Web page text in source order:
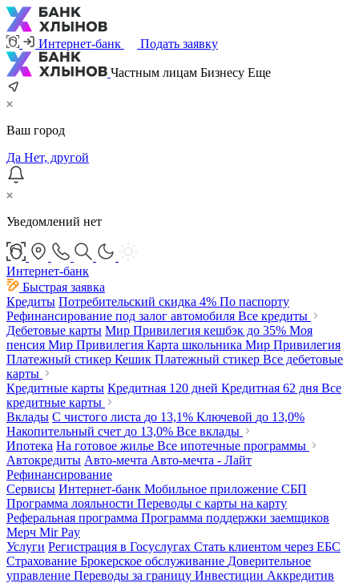
Интернет-банк Подать заявку
Частным лицам Бизнесу Еще
Ваш город
Да Нет, другой
Уведомлений нет
Интернет-банк
Быстрая заявка
Кредиты Потребительский скидка 4% По паспорту
Рефинансирование под залог автомобиля Все кредиты
Дебетовые карты Мир Привилегия кешбэк до 35% Моя
пенсия Мир Привилегия Карта школьника Мир Привилегия
Платежный стикер Кешик Платежный стикер Все дебетовые
карты
Кредитные карты Кредитная 120 дней Кредитная 62 дня Все
кредитные карты
Вклады С чистого листа до 13,1% Ключевой до 13,0%
Накопительный счет до 13,0% Все вклады
Ипотека На готовое жилье Все ипотечные программы
Автокредиты Авто-мечта Авто-мечта - Лайт
Рефинансирование
Сервисы Интернет-банк Мобильное приложение СБП
Программа лояльности Переводы с карты на карту
Реферальная программа Программа поддержки заемщиков
Мерч Mir Pay
Услуги Регистрация в Госуслугах Стать клиентом через ЕБС
Страхование Брокерское обслуживание Доверительное
управление Переводы за границу Инвестиции Аккредитив